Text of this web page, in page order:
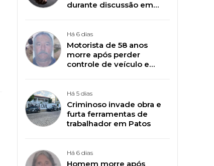
durante discussão em
Há 6 dias
Motorista de 58 anos
morre após perder
controle de veículo e
Há 5 dias
Criminoso invade obra e
furta ferramentas de
trabalhador em Patos
Há 6 dias
Homem morre após